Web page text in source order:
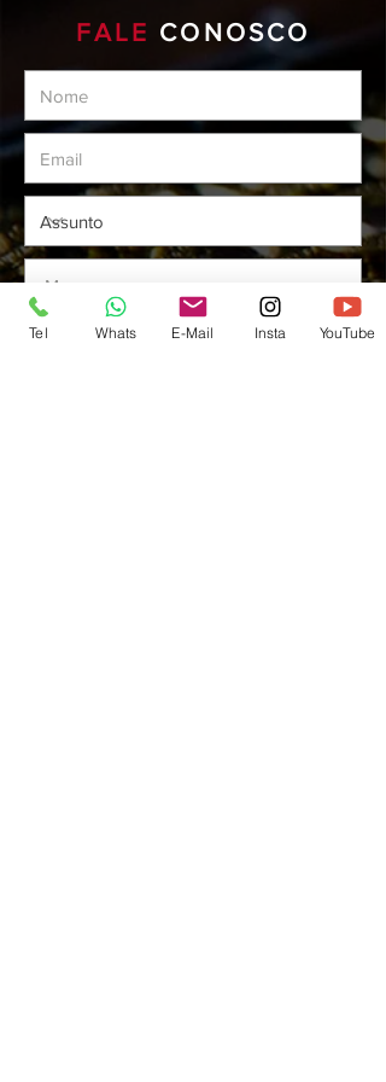
FALE CONOSCO
Tel Whats E-Mail Insta YouTube